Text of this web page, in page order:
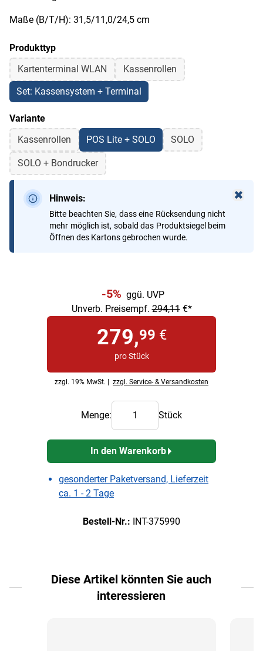
Maße (B/T/H): 31,5/11,0/24,5 cm
Produkttyp
Kartenterminal WLAN
Kassenrollen
Set: Kassensystem + Terminal
Variante
Kassenrollen
POS Lite + SOLO SOLO
SOLO + Bondrucker
Hinweis:
Bitte beachten Sie, dass eine Rücksendung nicht
mehr möglich ist, sobald das Produktsiegel beim
Öffnen des Kartons gebrochen wurde.
✖
-5% ggü. UVP
Unverb. Preisempf.294,11€*
279,99 €
pro Stück
zzgl. 19% MwSt. | zzgl. Service- & Versandkosten
Menge: Stück
In den Warenkorb
gesonderter Paketversand, Lieferzeit
ca. 1 - 2 Tage
Bestell-Nr.: INT-375990
Diese Artikel könnten Sie auch
interessieren